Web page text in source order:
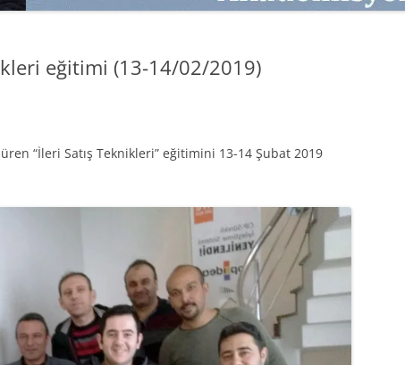
INTERDISCIPLINARY REFLECTIONS
HIZLI MODA TÜKETICILERININ
PAZARLAMADA YENI USTALIK
PAZARLAMA TEMELLERI
PAZARLAMA MUCIZE DEĞILDIR
PAZARLAMA CANAVARI
SATMAK
eğitimi (13-14/02/2019)
“İleri Satış Teknikleri” eğitimini 13-14 Şubat 2019